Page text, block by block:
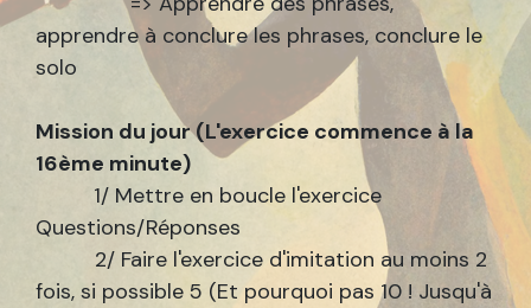
apprendre à conclure les phrases, conclure le
solo
Mission du jour (L'exercice commence à la
16ème minute)
1/ Mettre en boucle l'exercice
Questions/Réponses
2/ Faire l'exercice d'imitation au moins 2
fois, si possible 5 (Et pourquoi pas 10 ! Jusqu'à